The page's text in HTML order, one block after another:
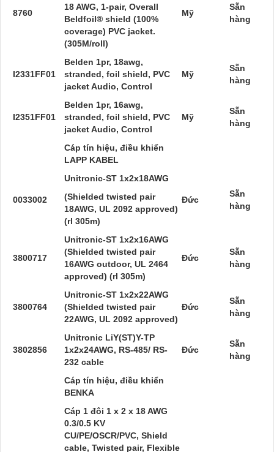
8760
18 AWG, 1-pair, Overall
Beldfoil® shield (100%
coverage) PVC jacket.
(305M/roll)
Mỹ
Sẵn
hàng
I2331FF01
Belden 1pr, 18awg,
stranded, foil shield, PVC
jacket Audio, Control
Mỹ
Sẵn
hàng
I2351FF01
Belden 1pr, 16awg,
stranded, foil shield, PVC
jacket Audio, Control
Mỹ
Sẵn
hàng
Cáp tín hiệu, điều khiển
LAPP KABEL
0033002
Unitronic-ST 1x2x18AWG
(Shielded twisted pair
18AWG, UL 2092 approved)
(rl 305m)
Đức
Sẵn
hàng
3800717
Unitronic-ST 1x2x16AWG
(Shielded twisted pair
16AWG outdoor, UL 2464
approved) (rl 305m)
Đức
Sẵn
hàng
3800764
Unitronic-ST 1x2x22AWG
(Shielded twisted pair
22AWG, UL 2092 approved)
Đức
Sẵn
hàng
3802856
Unitronic LiY(ST)Y-TP
1x2x24AWG, RS-485/ RS-
232 cable
Đức
Sẵn
hàng
Cáp tín hiệu, điều khiển
BENKA
Cáp 1 đôi 1 x 2 x 18 AWG
0.3/0.5 KV
CU/PE/OSCR/PVC, Shield
cable, Twisted pair, Flexible